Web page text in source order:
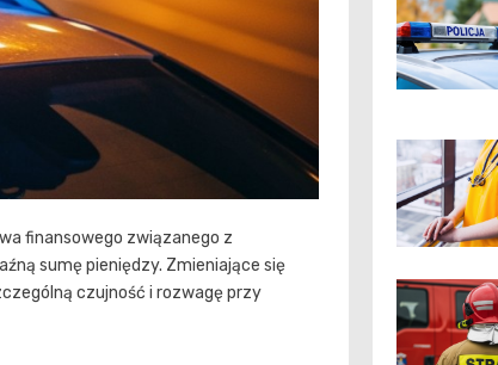
finansowego związanego z
sumę pieniędzy. Zmieniające się
czujność i rozwagę przy